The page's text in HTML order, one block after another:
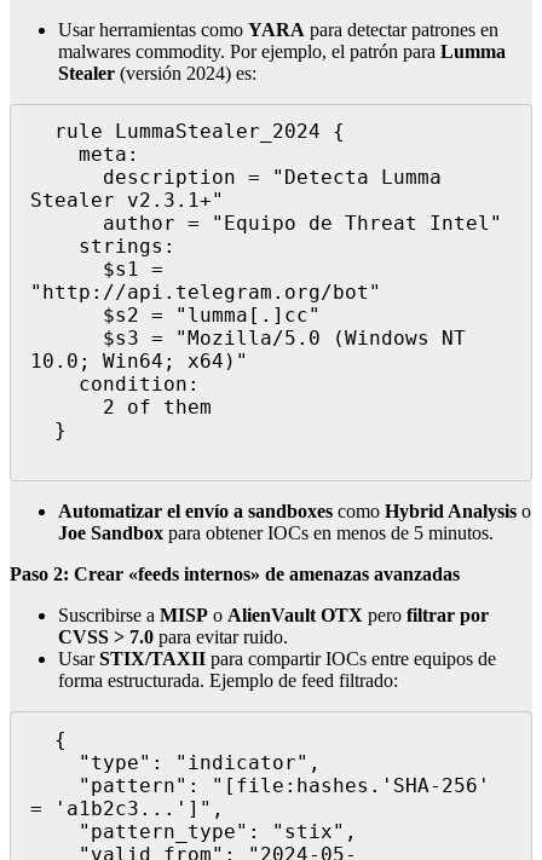
Usar herramientas como YARA para detectar patrones en
malwares commodity. Por ejemplo, el patrón para Lumma
Stealer (versión 2024) es:
Stealer v2.3.1+"
"http://api.telegram.org/bot"
10.0; Win64; x64)"
Automatizar el envío a sandboxes como Hybrid Analysis o
Joe Sandbox para obtener IOCs en menos de 5 minutos.
Paso 2: Crear «feeds internos» de amenazas avanzadas
Suscribirse a MISP o AlienVault OTX pero filtrar por
CVSS > 7.0 para evitar ruido.
UsarSTIX/TAXII para compartir IOCs entre equipos de
forma estructurada. Ejemplo de feed filtrado:
= 'a1b2c3...']",